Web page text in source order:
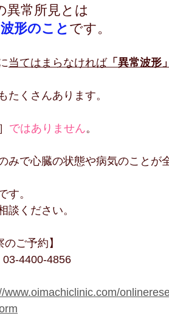
異常所見とは
形のことです。
当てはまらなければ「異常波形」
たくさんあります。
ではありません。
みで心臓の状態や病気のことが
す。
談ください。
のご予約】
03-4400-4856
www.oimachiclinic.com/